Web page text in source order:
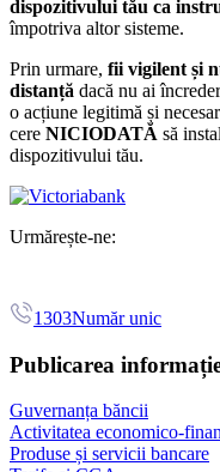
dispozitivului tău ca
împotriva altor sisteme.
Prin urmare, fii vigilent și
distanță dacă nu ai
o acțiune legitimă și
cere NICIODATĂ să
dispozitivului tău.
Urmărește-ne:
1303Număr unic
Publicarea
Guvernanța băncii
Activitatea economico-
Produse și servicii bancare